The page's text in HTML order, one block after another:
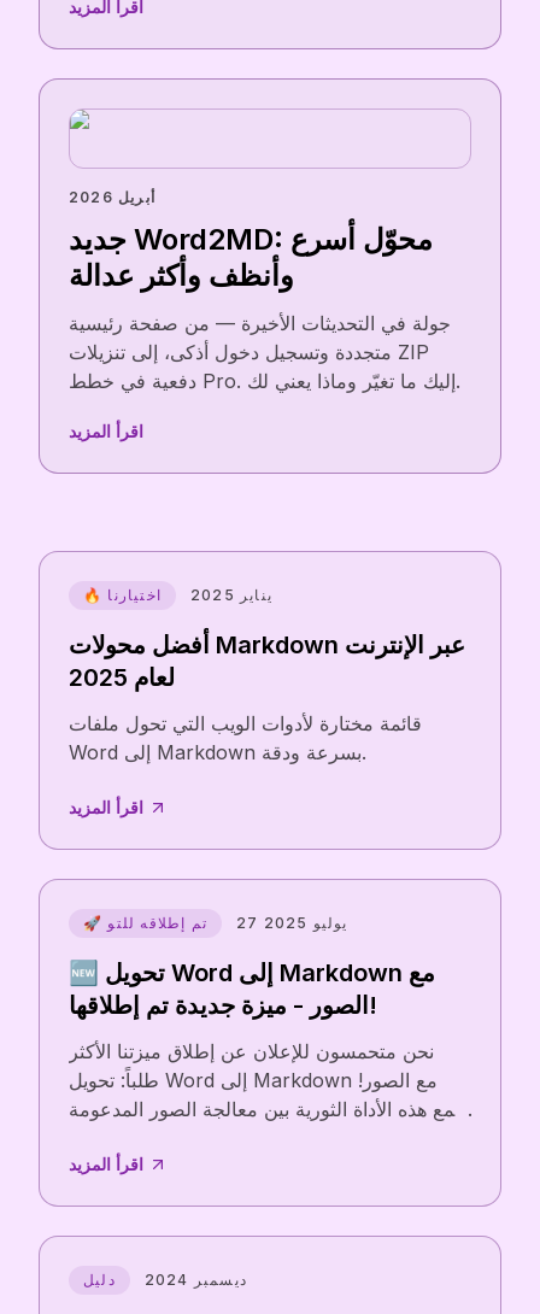
اقرأ المزيد
أبريل 2026
جديد Word2MD: محوّل أسرع
وأنظف وأكثر عدالة
جولة في التحديثات الأخيرة — من صفحة رئيسية
متجددة وتسجيل دخول أذكى، إلى تنزيلات ZIP
دفعية في خطط Pro. إليك ما تغيّر وماذا يعني لك.
اقرأ المزيد
🔥 اختيارنا يناير 2025
أفضل محولات Markdown عبر الإنترنت
لعام 2025
قائمة مختارة لأدوات الويب التي تحول ملفات
Word إلى Markdown بسرعة ودقة.
اقرأ المزيد
🚀 تم إطلاقه للتو 27 يوليو 2025
🆕 تحويل Word إلى Markdown مع
الصور - ميزة جديدة تم إطلاقها!
نحن متحمسون للإعلان عن إطلاق ميزتنا الأكثر
طلباً: تحويل Word إلى Markdown مع الصور!
تجمع هذه الأداة الثورية بين معالجة الصور المدعومة
الموثوق.
اقرأ المزيد
دليل ديسمبر 2024